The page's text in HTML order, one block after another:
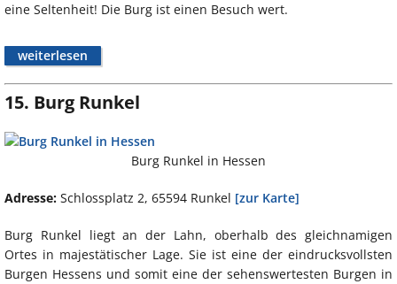
eine Seltenheit! Die Burg ist einen Besuch wert.
weiterlesen
15. Burg Runkel
Burg Runkel in Hessen
Adresse: Schlossplatz 2, 65594 Runkel [zur Karte]
Burg Runkel liegt an der Lahn, oberhalb des gleichnamigen
Ortes in majestätischer Lage. Sie ist eine der eindrucksvollsten
Burgen Hessens und somit eine der sehenswertesten Burgen in